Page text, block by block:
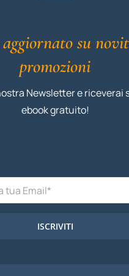
su
promozioni
Newsletter e riceverai
ebook gratuito!
ISCRIVITI